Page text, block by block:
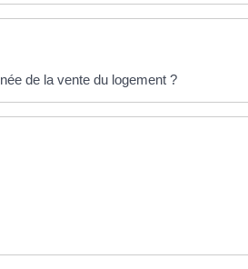
de la vente du logement ?